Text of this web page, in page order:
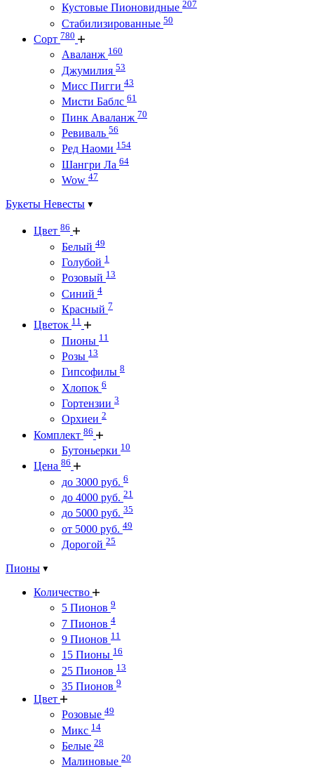
Кустовые Пионовидные 207
Стабилизированные 50
Сорт 780
Аваланж 160
Джумилия 53
Мисс Пигги 43
Мисти Баблс 61
Пинк Аваланж 70
Ревиваль 56
Ред Наоми 154
Шангри Ла 64
Wow 47
Букеты Невесты
Цвет 86
Белый 49
Голубой 1
Розовый 13
Синий 4
Красный 7
Цветок 11
Пионы 11
Розы 13
Гипсофилы 8
Хлопок 6
Гортензии 3
Орхиеи 2
Комплект 86
Бутоньерки 10
Цена 86
до 3000 руб. 6
до 4000 руб. 21
до 5000 руб. 35
от 5000 руб. 49
Дорогой 25
Пионы
Количество
5 Пионов 9
7 Пионов 4
9 Пионов 11
15 Пионы 16
25 Пионов 13
35 Пионов 9
Цвет
Розовые 49
Микс 14
Белые 28
Малиновые 20